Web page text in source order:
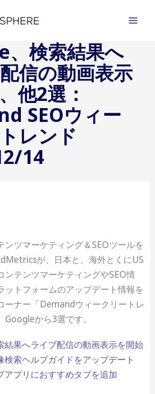
検索結果へ
信の動画表示
他2選：
SEOウィー
レンド
14
ンツマーケティング＆SEOツールを
が、日本と、海外とくにUS
ンテンツマーケティングやSEO情
ットフォームのアップデート情報を
ーナー「Demandウィークリートレ
Googleから3選です。
結果へライブ配信の動画表示を開始
索ヘルプガイドをアップデート
アプリにおすすめタブを追加